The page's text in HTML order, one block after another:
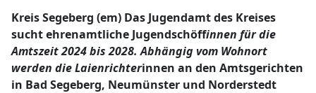
Kreis Segeberg (em) Das Jugendamt des Kreises
sucht ehrenamtliche Jugendschöffinnen für die
Amtszeit 2024 bis 2028. Abhängig vom Wohnort
werden die Laienrichterinnen an den Amtsgerichten
in Bad Segeberg, Neumünster und Norderstedt